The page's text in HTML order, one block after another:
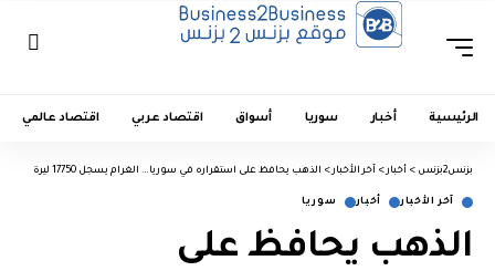
الرئيسية أخبار سوريا أسواق اقتصاد عربي اقتصاد عالمي
بزنس2بزنس > أخبار > آخر الأخبار > الذهب يحافظ على استقراره في سوريا… الغرام يسجل 17750 ليرة
آخر الأخبار أخبار سوريا
الذهب يحافظ على